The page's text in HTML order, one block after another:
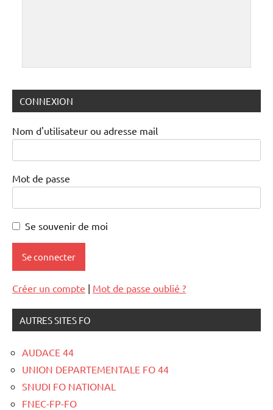
CONNEXION
Nom d'utilisateur ou adresse mail
Mot de passe
Se souvenir de moi
Créer un compte | Mot de passe oublié ?
AUTRES SITES FO
AUDACE 44
UNION DEPARTEMENTALE FO 44
SNUDI FO NATIONAL
FNEC-FP-FO